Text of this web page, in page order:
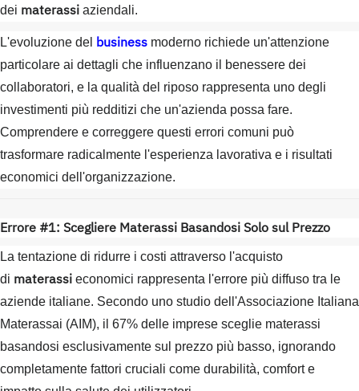
dei materassi aziendali.
L'evoluzione del business moderno richiede un'attenzione
particolare ai dettagli che influenzano il benessere dei
collaboratori, e la qualità del riposo rappresenta uno degli
investimenti più redditizi che un'azienda possa fare.
Comprendere e correggere questi errori comuni può
trasformare radicalmente l'esperienza lavorativa e i risultati
economici dell'organizzazione.
Errore #1: Scegliere Materassi Basandosi Solo sul Prezzo
La tentazione di ridurre i costi attraverso l'acquisto
di materassi economici rappresenta l'errore più diffuso tra le
aziende italiane. Secondo uno studio dell'Associazione Italiana
Materassai (AIM), il 67% delle imprese sceglie materassi
basandosi esclusivamente sul prezzo più basso, ignorando
completamente fattori cruciali come durabilità, comfort e